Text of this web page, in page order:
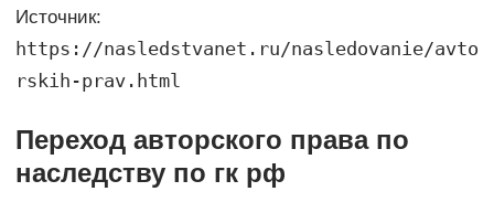
Источник:
https://nasledstvanet.ru/nasledovanie/avto
rskih-prav.html
Переход авторского права по
наследству по гк рф